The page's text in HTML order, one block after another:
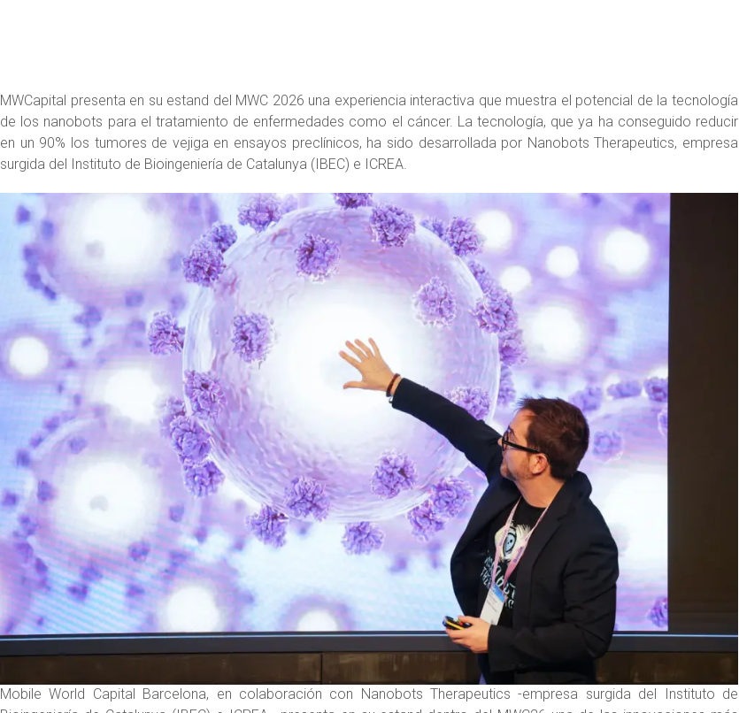
MWCapital presenta en su estand del MWC 2026 una experiencia interactiva que muestra el potencial de la tecnología
de los nanobots para el tratamiento de enfermedades como el cáncer. La tecnología, que ya ha conseguido reducir
en un 90% los tumores de vejiga en ensayos preclínicos, ha sido desarrollada por Nanobots Therapeutics, empresa
surgida del Instituto de Bioingeniería de Catalunya (IBEC) e ICREA.
Mobile World Capital Barcelona, en colaboración con Nanobots Therapeutics -empresa surgida del Instituto de